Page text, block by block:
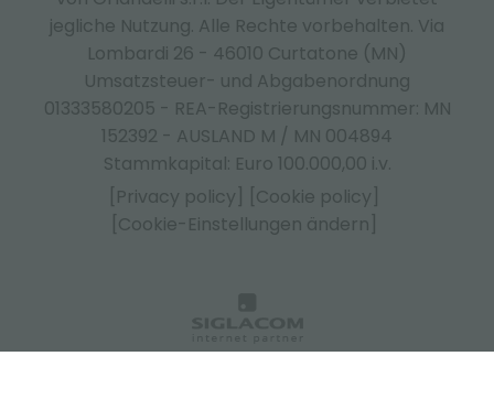
jegliche Nutzung. Alle Rechte vorbehalten. Via
Lombardi 26 - 46010 Curtatone (MN)
Umsatzsteuer- und Abgabenordnung
01333580205 - REA-Registrierungsnummer: MN
152392 - AUSLAND M / MN 004894
Stammkapital: Euro 100.000,00 i.v.
[Privacy policy]
[Cookie policy]
[Cookie-Einstellungen ändern]